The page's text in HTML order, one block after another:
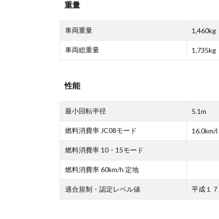
重量
車両重量 1,460kg
車両総重量 1,735kg
性能
最小回転半径 5.1m
燃料消費率 JC08モード 16.0km/l
燃料消費率 10・15モード
燃料消費率 60km/h 定地
適合規制・認定レベル値 平成１